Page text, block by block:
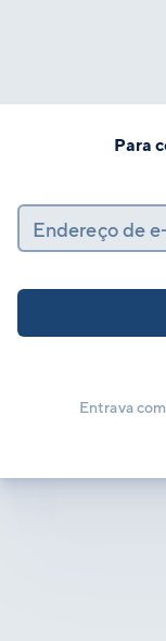
Para
Endereço de
Entrava